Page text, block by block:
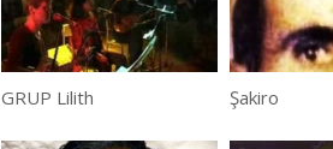
GRUP Lilith Şakiro